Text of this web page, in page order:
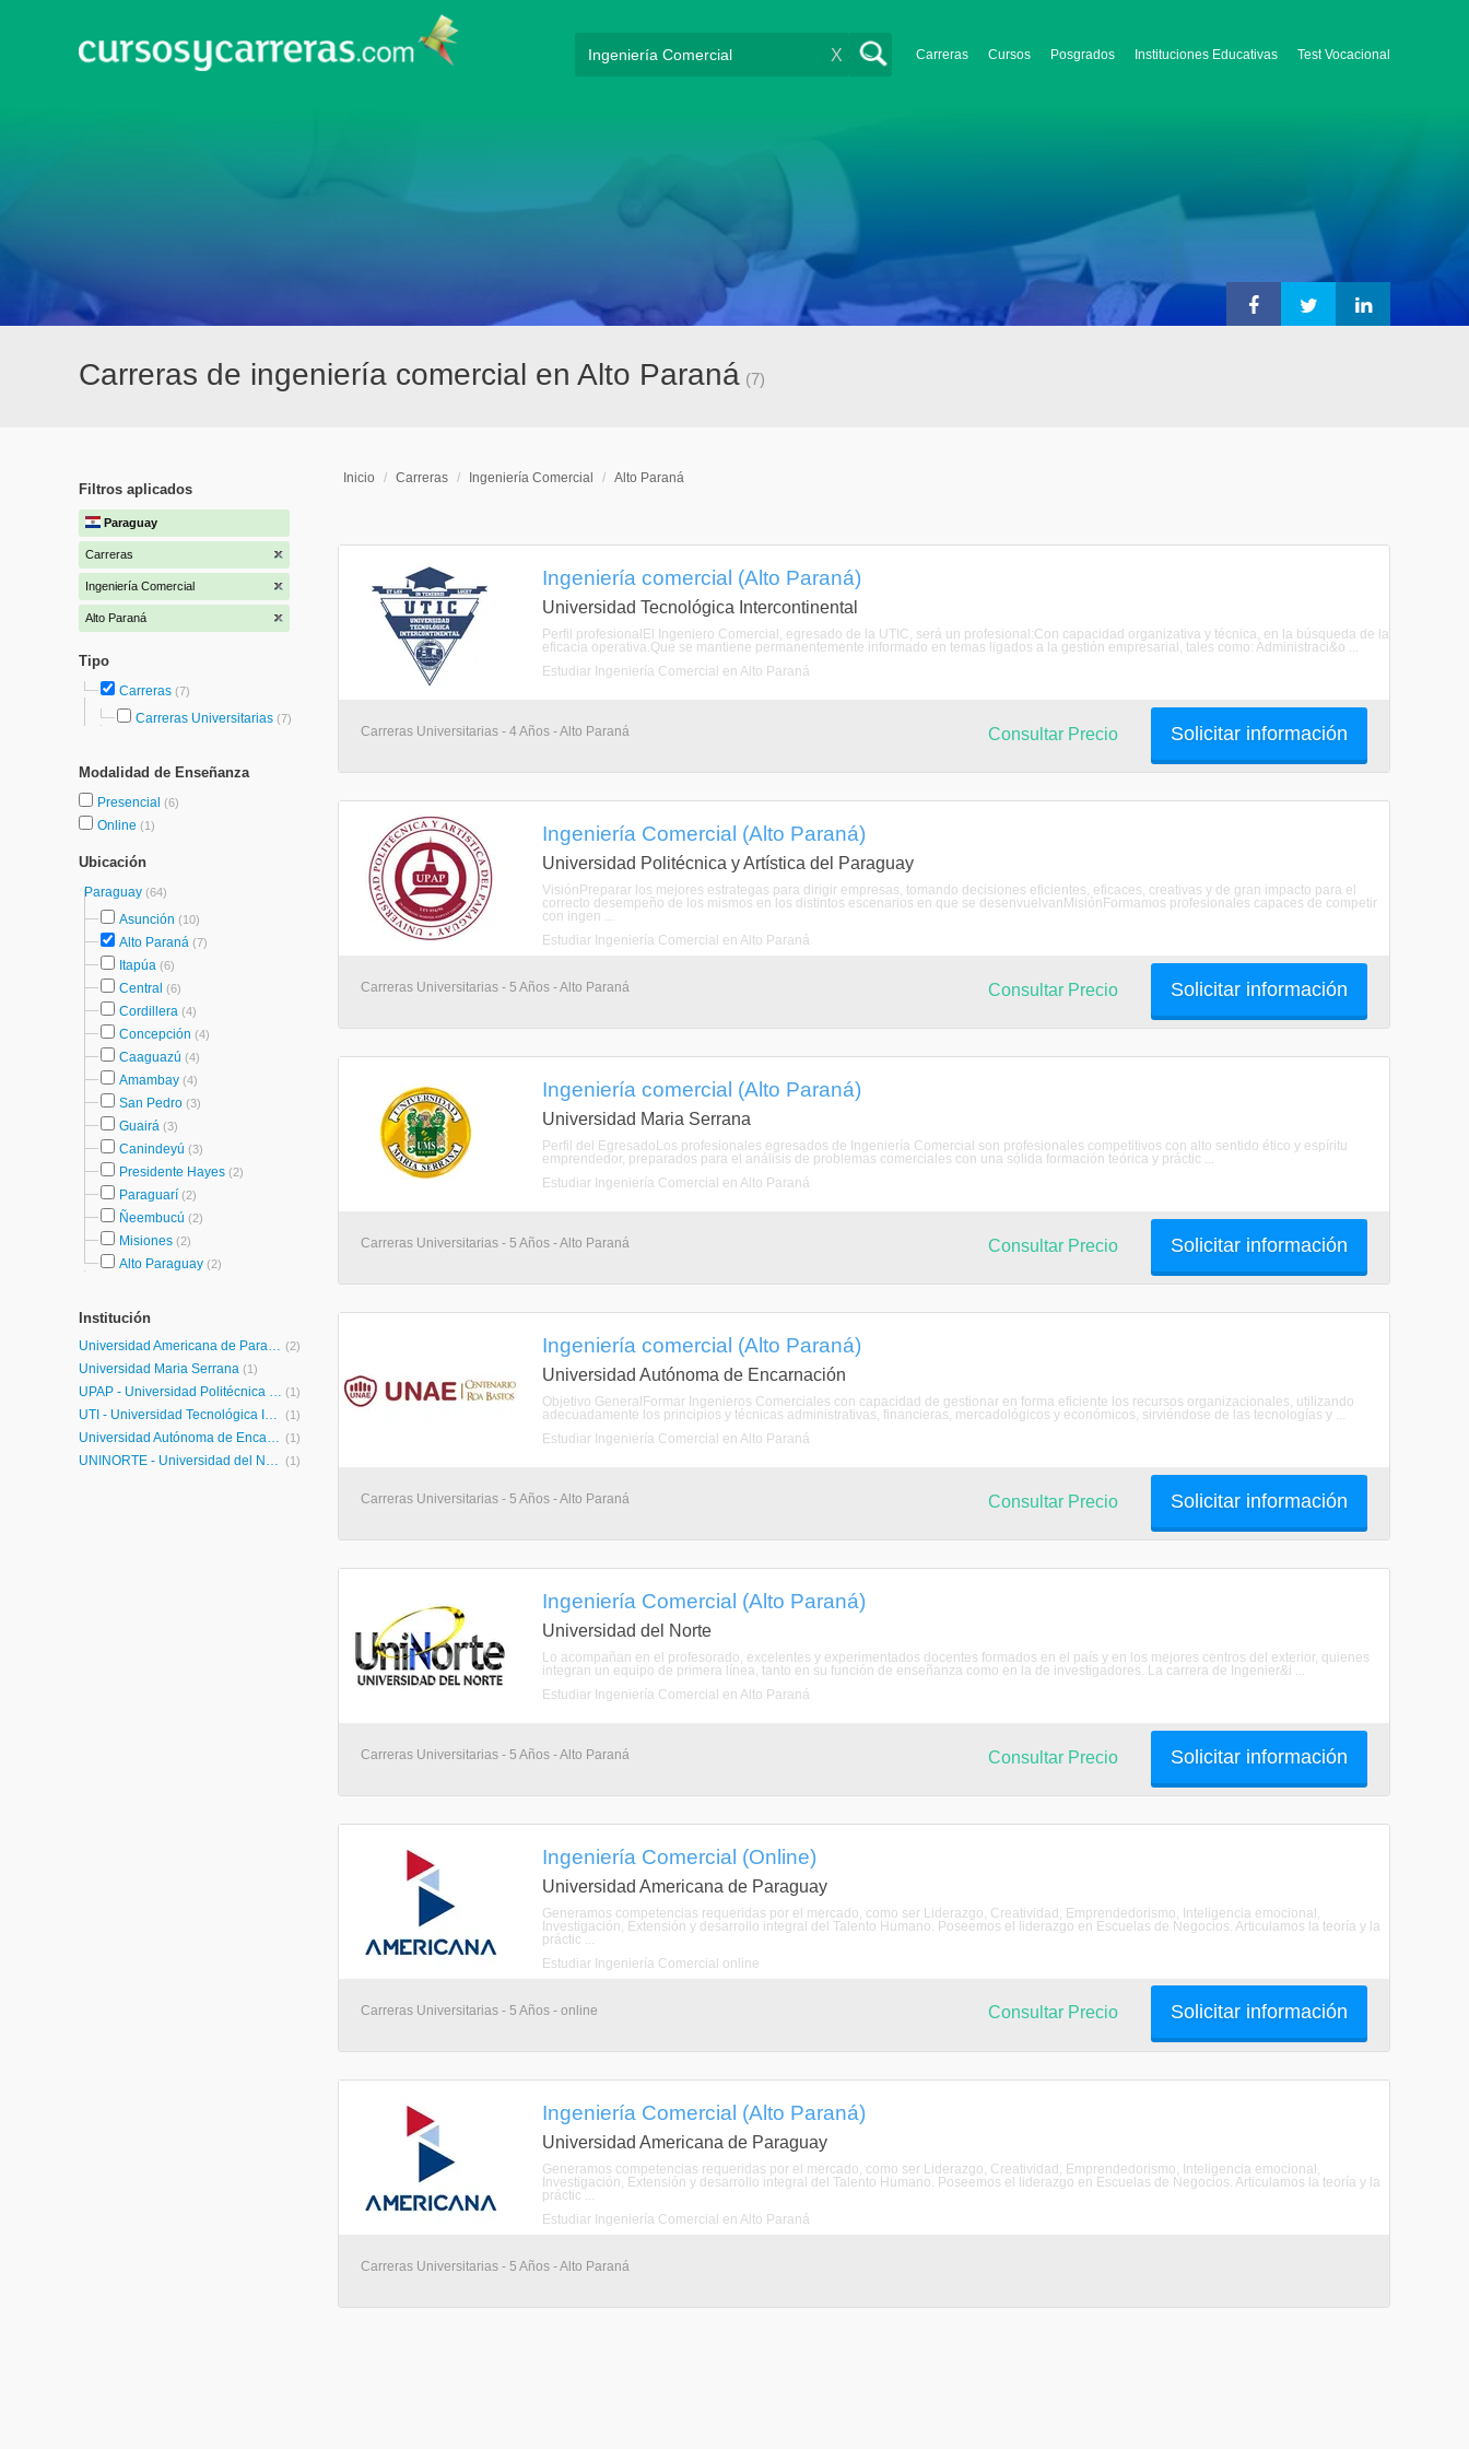
Carreras Cursos Posgrados Instituciones Educativas Test Vocacional
X
Carreras de ingeniería comercial en Alto Paraná (7)
Filtros aplicados
Paraguay
Carreras
Ingeniería Comercial
Alto Paraná
Tipo
Carreras (7)
Carreras Universitarias (7)
Modalidad de Enseñanza
Presencial (6)
Online (1)
Ubicación
Paraguay (64)
Asunción (10)
Alto Paraná (7)
Itapúa (6)
Central (6)
Cordillera (4)
Concepción (4)
Caaguazú (4)
Amambay (4)
San Pedro (3)
Guairá (3)
Canindeyú (3)
Presidente Hayes (2)
Paraguarí (2)
Ñeembucú (2)
Misiones (2)
Alto Paraguay (2)
Institución
Universidad Americana de Paraguay (2)
Universidad Maria Serrana (1)
UPAP - Universidad Politécnica y Artística del Paraguay (1)
UTI - Universidad Tecnológica Intercontinental (1)
Universidad Autónoma de Encarnación (1)
UNINORTE - Universidad del Norte (1)
Inicio / Carreras / Ingeniería Comercial / Alto Paraná
Ingeniería comercial (Alto Paraná)
Universidad Tecnológica Intercontinental
Perfil profesionalEl Ingeniero Comercial, egresado de la UTIC, será un profesional:Con capacidad organizativa y técnica, en la búsqueda de la
eficacia operativa.Que se mantiene permanentemente informado en temas ligados a la gestión empresarial, tales como: Administraci&o ...
Estudiar Ingeniería Comercial en Alto Paraná
Carreras Universitarias - 4 Años - Alto Paraná Solicitar información
Consultar Precio
Ingeniería Comercial (Alto Paraná)
Universidad Politécnica y Artística del Paraguay
VisiónPreparar los mejores estrategas para dirigir empresas, tomando decisiones eficientes, eficaces, creativas y de gran impacto para el
correcto desempeño de los mismos en los distintos escenarios en que se desenvuelvanMisiónFormamos profesionales capaces de competir
con ingen ...
Estudiar Ingeniería Comercial en Alto Paraná
Carreras Universitarias - 5 Años - Alto Paraná Solicitar información
Consultar Precio
Ingeniería comercial (Alto Paraná)
Universidad Maria Serrana
Perfil del EgresadoLos profesionales egresados de Ingeniería Comercial son profesionales competitivos con alto sentido ético y espíritu
emprendedor, preparados para el análisis de problemas comerciales con una sólida formación teórica y práctic ...
Estudiar Ingeniería Comercial en Alto Paraná
Carreras Universitarias - 5 Años - Alto Paraná Solicitar información
Consultar Precio
Ingeniería comercial (Alto Paraná)
Universidad Autónoma de Encarnación
Objetivo GeneralFormar Ingenieros Comerciales con capacidad de gestionar en forma eficiente los recursos organizacionales, utilizando
adecuadamente los principios y técnicas administrativas, financieras, mercadológicos y económicos, sirviéndose de las tecnologías y ...
Estudiar Ingeniería Comercial en Alto Paraná
Carreras Universitarias - 5 Años - Alto Paraná Solicitar información
Consultar Precio
Ingeniería Comercial (Alto Paraná)
Universidad del Norte
Lo acompañan en el profesorado, excelentes y experimentados docentes formados en el país y en los mejores centros del exterior, quienes
integran un equipo de primera línea, tanto en su función de enseñanza como en la de investigadores. La carrera de Ingenier&i ...
Estudiar Ingeniería Comercial en Alto Paraná
Carreras Universitarias - 5 Años - Alto Paraná Solicitar información
Consultar Precio
Ingeniería Comercial (Online)
Universidad Americana de Paraguay
Generamos competencias requeridas por el mercado, como ser Liderazgo, Creatividad, Emprendedorismo, Inteligencia emocional,
Investigación, Extensión y desarrollo integral del Talento Humano. Poseemos el liderazgo en Escuelas de Negocios. Articulamos la teoría y la
práctic ...
Estudiar Ingeniería Comercial online
Carreras Universitarias - 5 Años - online Solicitar información
Consultar Precio
Ingeniería Comercial (Alto Paraná)
Universidad Americana de Paraguay
Generamos competencias requeridas por el mercado, como ser Liderazgo, Creatividad, Emprendedorismo, Inteligencia emocional,
Investigación, Extensión y desarrollo integral del Talento Humano. Poseemos el liderazgo en Escuelas de Negocios. Articulamos la teoría y la
práctic ...
Estudiar Ingeniería Comercial en Alto Paraná
Carreras Universitarias - 5 Años - Alto Paraná